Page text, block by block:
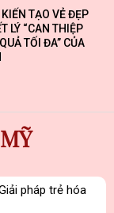
TẠO VẺ ĐẸP
LÝ “CAN THIỆP
TỐI ĐA” CỦA
pháp trẻ hóa